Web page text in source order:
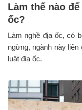
Làm thế nào
ốc?
Làm nghề địa ốc, có
ngừng, ngành này
luật địa ốc.